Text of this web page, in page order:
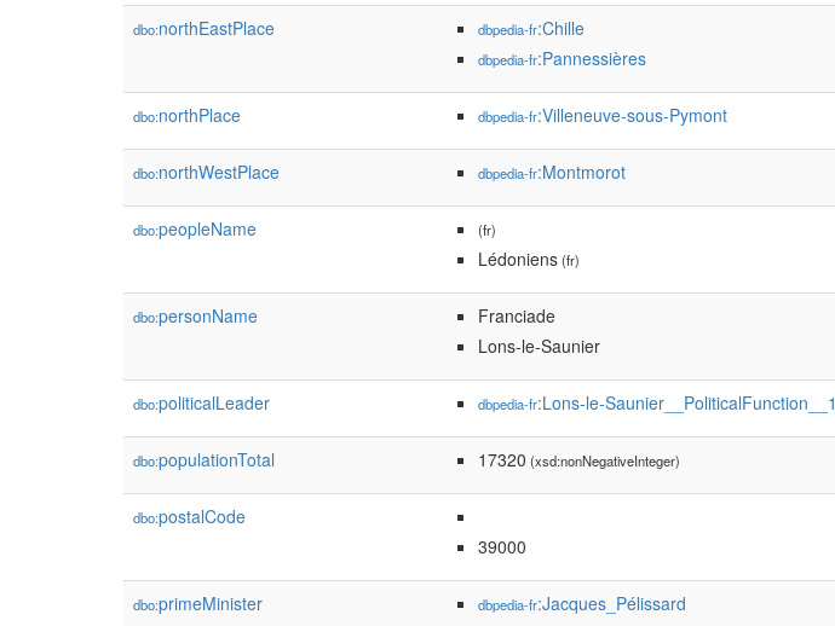
dbo:northEastPlace dbpedia-fr:Chille
dbpedia-fr:Pannessières
dbo:northPlace dbpedia-fr:Villeneuve-sous-Pymont
dbo:northWestPlace dbpedia-fr:Montmorot
dbo:peopleName (fr)
Lédoniens(fr)
dbo:personName
Franciade
Lons-le-Saunier
dbo:politicalLeader dbpedia-fr:Lons-le-Saunier__PoliticalFunction__1
dbo:populationTotal 17320 (xsd:nonNegativeInteger)
dbo:postalCode
39000
dbo:primeMinister dbpedia-fr:Jacques_Pélissard